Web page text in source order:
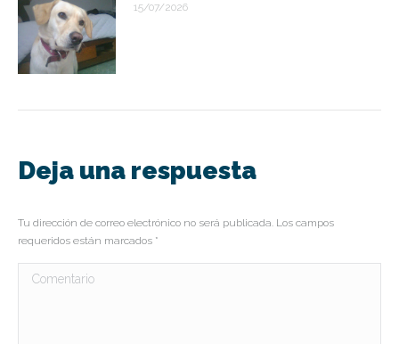
15/07/2026
Deja una respuesta
Tu dirección de correo electrónico no será publicada. Los campos
requeridos están marcados *
Comentario